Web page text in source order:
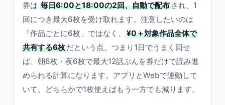
券は 毎日6:00と18:00の2回、自動で配布 され、1
回につき最大6枚を受け取れます。注意したいのは
「作品ごとに6枚」ではなく、
¥0＋対象作品全体で
共有する6枚だという点。つまり1日でうまく回せ
ば、朝6枚・夜6枚で最大12話ぶんを券だけで読み進
められる計算になります。アプリとWebで連動して
いて、どちらかで1枚使えばもう一方でも減ります。